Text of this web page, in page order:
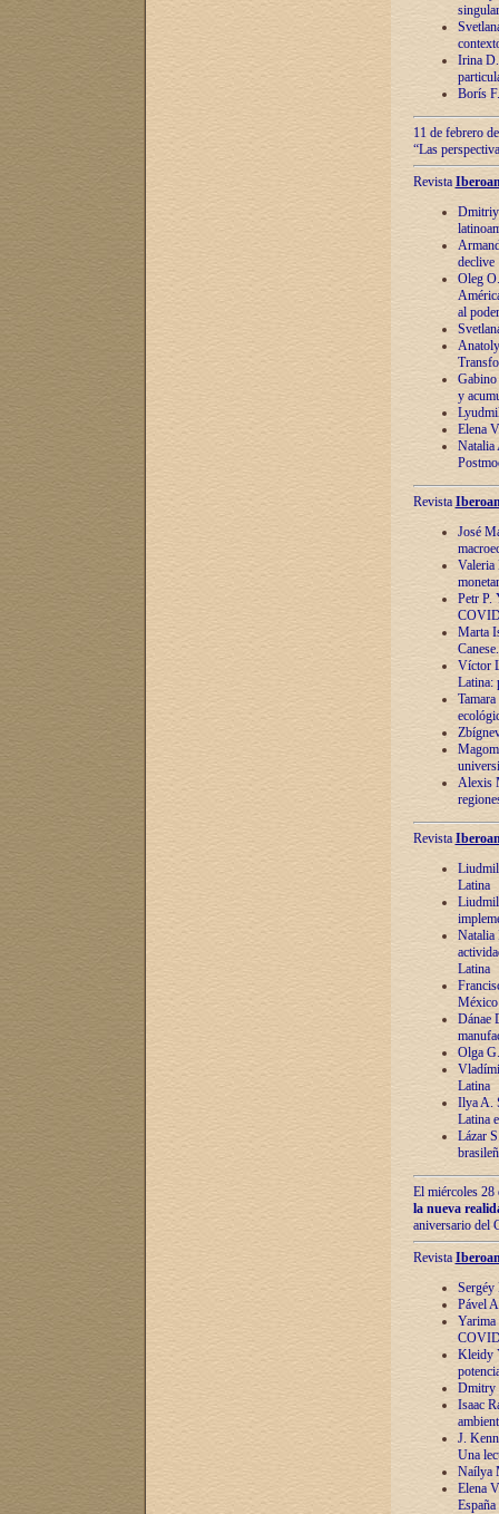
Irina
Borís
11 de febrero
“Las
Revista
Dmitriy
declive
Oleg
al poder
y
Elena
Natalia
Revista
José
Valeria
Petr P.
Marta
Víctor
Latina:
Alexis
Revista
Latina
Natalia
Latina
México
Dánae
Olga
Latina
Ilya A.
Latina
Lázar
El miércoles 28
la nueva
aniversario del
Revista
Sergéy
Pável
Yarima
Kleidy
Dmitry
Isaac
J.
Una
Naílya
Elena
España